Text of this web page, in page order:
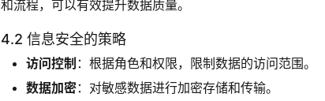
和流程，可以有效提升数据质量。
4.2 信息安全的策略
访问控制 ：根据角色和权限，限制数据的访问范围。
数据加密：对敏感数据进行加密存储和传输。